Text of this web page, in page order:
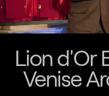
Lion d'Or
Venise